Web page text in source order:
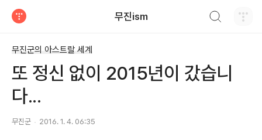
무진ism
무진군의 아스트랄 세계
또 정신 없이 2015년이 갔습니
다...
무진군 2016. 1. 4. 06:35